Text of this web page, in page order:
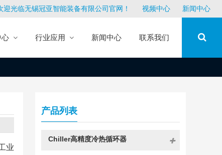
迎光临无锡冠亚智能装备有限公司官网！ 视频中心 新闻中心
心 行业应用 新闻中心 联系我们
业
产品列表
Chiller高精度冷热循环器